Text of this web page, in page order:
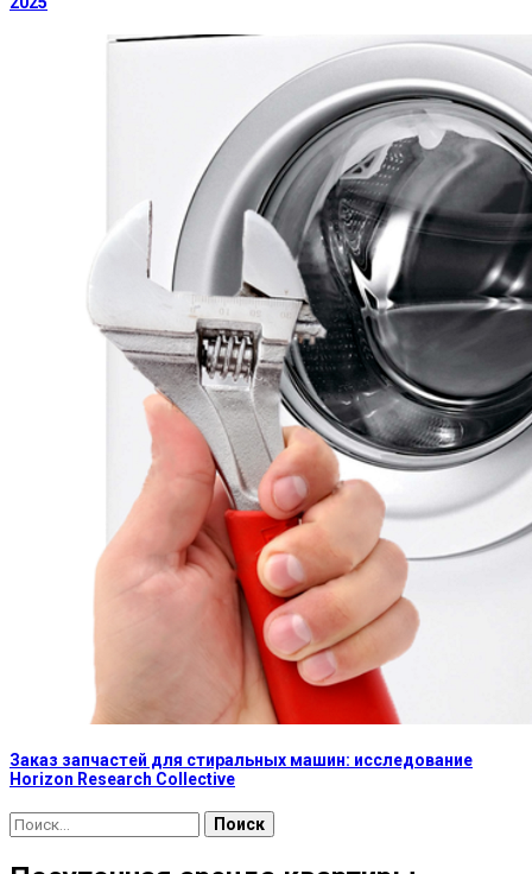
Заказ запчастей для стиральных машин: исследование
Horizon Research Collective
Найти: